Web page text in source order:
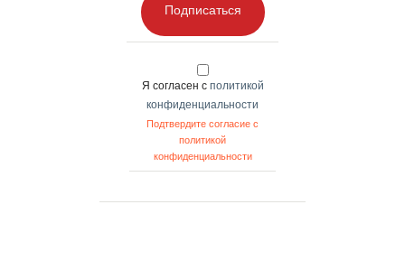
Подписаться
Я согласен с политикой
конфиденциальности
Подтвердите согласие с
политикой
конфиденциальности